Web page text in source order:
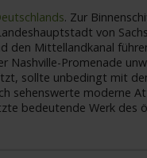
. Zur
von
den Mittellandkanal
Nashville-Promenade
sollte unbedingt mit
sehenswerte moderne
bedeutende Werk des